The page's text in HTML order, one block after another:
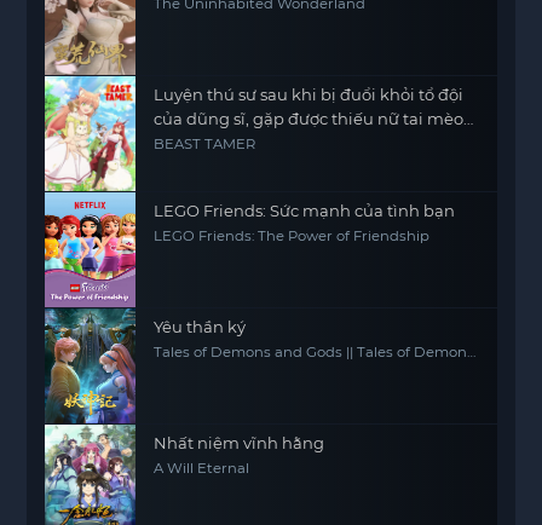
Luyện thú sư sau khi bị đuổi khỏi tổ đội
của dũng sĩ, gặp được thiếu nữ tai mèo
của chủng tộc mạnh nhất
BEAST TAMER
LEGO Friends: Sức mạnh của tình bạn
LEGO Friends: The Power of Friendship
Yêu thần ký
Tales of Demons and Gods || Tales of Demon
Nhất niệm vĩnh hằng
A Will Eternal